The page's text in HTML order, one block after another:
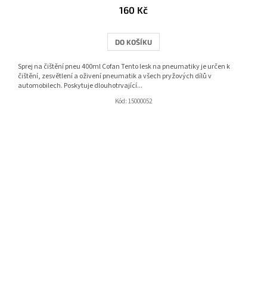
160 Kč
DO KOŠÍKU
Sprej na čištění pneu 400ml Cofan Tento lesk na pneumatiky je určen k
čištění, zesvětlení a oživení pneumatik a všech pryžových dílů v
automobilech. Poskytuje dlouhotrvající...
Kód: 15000052